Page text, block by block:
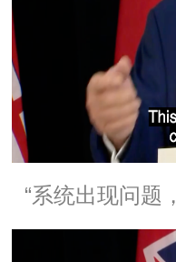
“系统出现问题